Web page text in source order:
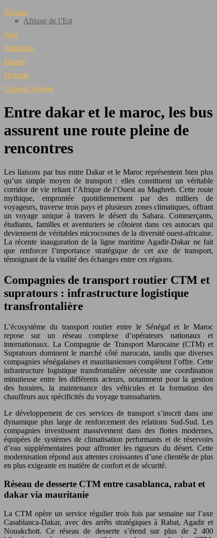
Afrique
Afrique de l’Est
Asie
Amérique
Europe
Océanie
Conseils voyage
Entre dakar et le maroc, les bus
assurent une route pleine de
rencontres
Les liaisons par bus entre Dakar et le Maroc représentent bien plus
qu’un simple moyen de transport : elles constituent un véritable
corridor de vie reliant l’Afrique de l’Ouest au Maghreb. Cette route
mythique, empruntée quotidiennement par des milliers de
voyageurs, traverse trois pays et plusieurs zones climatiques, offrant
un voyage unique à travers le désert du Sahara. Commerçants,
étudiants, familles et aventuriers se côtoient dans ces autocars qui
deviennent de véritables microcosmes de la diversité ouest-africaine.
La récente inauguration de la ligne maritime Agadir-Dakar ne fait
que renforcer l’importance stratégique de cet axe de transport,
témoignant de la vitalité des échanges entre ces régions.
Compagnies de transport routier CTM et
supratours : infrastructure logistique
transfrontalière
L’écosystème du transport routier entre le Sénégal et le Maroc
repose sur un réseau complexe d’opérateurs nationaux et
internationaux. La Compagnie de Transport Marocaine (CTM) et
Supratours dominent le marché côté marocain, tandis que diverses
compagnies sénégalaises et mauritaniennes complètent l’offre. Cette
infrastructure logistique transfrontalière nécessite une coordination
minutieuse entre les différents acteurs, notamment pour la gestion
des horaires, la maintenance des véhicules et la formation des
chauffeurs aux spécificités du voyage transsaharien.
Le développement de ces services de transport s’inscrit dans une
dynamique plus large de renforcement des relations Sud-Sud. Les
compagnies investissent massivement dans des flottes modernes,
équipées de systèmes de climatisation performants et de réservoirs
d’eau supplémentaires pour affronter les rigueurs du désert. Cette
modernisation répond aux attentes croissantes d’une clientèle de plus
en plus exigeante en matière de confort et de sécurité.
Réseau de desserte CTM entre casablanca, rabat et
dakar via mauritanie
La CTM opère un service régulier trois fois par semaine sur l’axe
Casablanca-Dakar, avec des arrêts stratégiques à Rabat, Agadir et
Nouakchott. Ce réseau de desserte s’étend sur plus de 2 400